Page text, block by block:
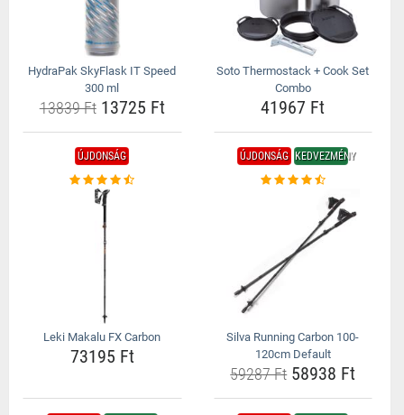
HydraPak SkyFlask IT Speed
300 ml
13839 Ft13725 Ft
Soto Thermostack + Cook Set
Combo
41967 Ft
ÚJDONSÁG
Leki Makalu FX Carbon
73195 Ft
ÚJDONSÁG KEDVEZMÉNY
Silva Running Carbon 100-
120cm Default
59287 Ft58938 Ft